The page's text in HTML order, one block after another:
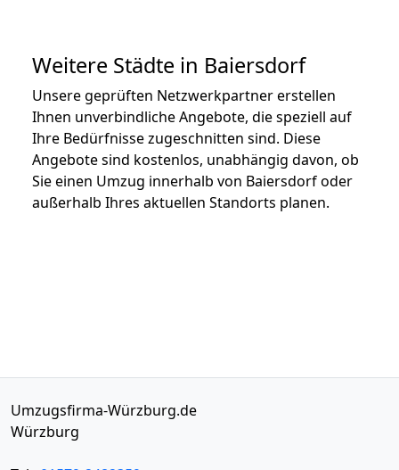
Weitere Städte in Baiersdorf
Unsere geprüften Netzwerkpartner erstellen
Ihnen unverbindliche Angebote, die speziell auf
Ihre Bedürfnisse zugeschnitten sind. Diese
Angebote sind kostenlos, unabhängig davon, ob
Sie einen Umzug innerhalb von Baiersdorf oder
außerhalb Ihres aktuellen Standorts planen.
Umzugsfirma-Würzburg.de
Würzburg